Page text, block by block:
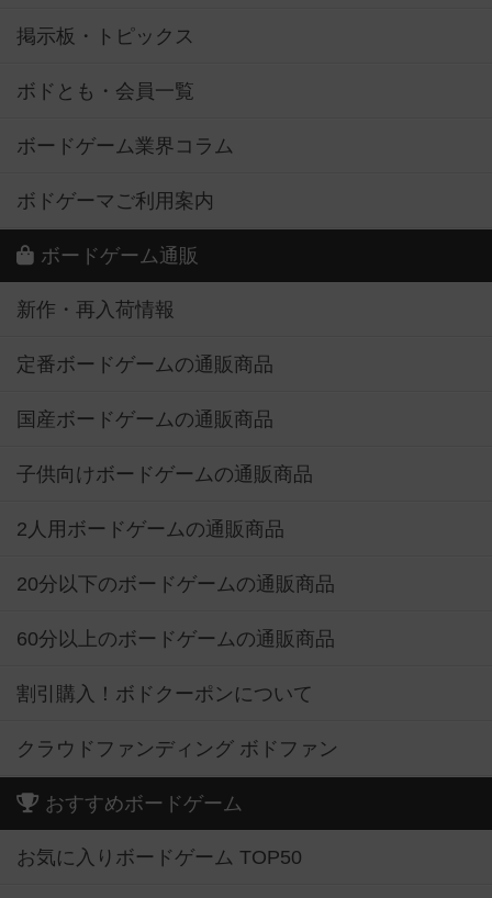
掲示板・トピックス
ボドとも・会員一覧
ボードゲーム業界コラム
ボドゲーマご利用案内
ボードゲーム通販
新作・再入荷情報
定番ボードゲームの通販商品
国産ボードゲームの通販商品
子供向けボードゲームの通販商品
2人用ボードゲームの通販商品
20分以下のボードゲームの通販商品
60分以上のボードゲームの通販商品
割引購入！ボドクーポンについて
クラウドファンディング ボドファン
おすすめボードゲーム
お気に入りボードゲーム TOP50